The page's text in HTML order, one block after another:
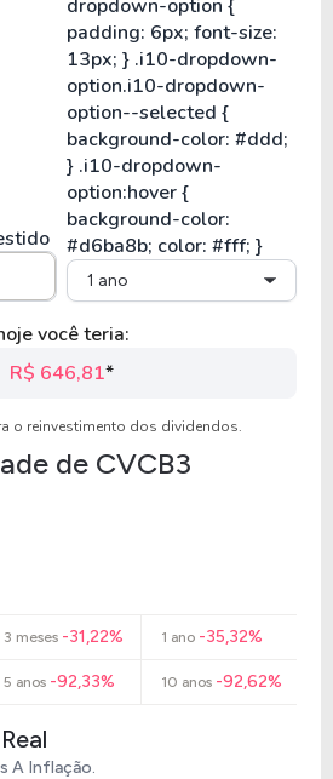
1 ano
você teria:
R$ 646,81*
o reinvestimento dos dividendos.
de CVCB3
3 meses -31,22% 1 ano-35,32%
5 anos -92,33% 10 anos-92,62%
A Inflação.